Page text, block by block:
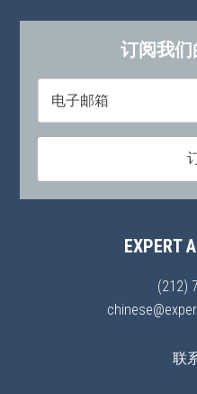
订阅我们
EXPERT
(212)
联